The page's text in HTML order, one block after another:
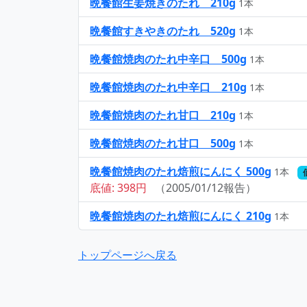
1本
晩餐館すきやきのたれ 520g 1本
晩餐館焼肉のたれ中辛口 500g 1本
晩餐館焼肉のたれ中辛口 210g 1本
晩餐館焼肉のたれ甘口 210g 1本
晩餐館焼肉のたれ甘口 500g 1本
晩餐館焼肉のたれ焙煎にんにく 500g 1本
底値: 398円
（2005/01/12報告）
晩餐館焼肉のたれ焙煎にんにく 210g 1本
トップページへ戻る